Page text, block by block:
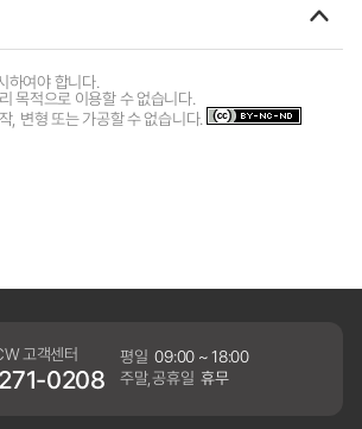
하여야 합니다.
목적으로 이용할 수 없습니다.
, 변형 또는 가공할 수 없습니다.
고객센터
0208
평일 09:00 ~ 18:00
주말,공휴일 휴무